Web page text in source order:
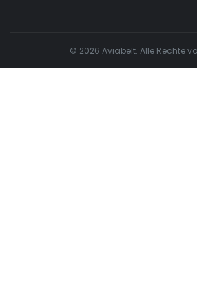
© 2026 Aviabelt. Alle Rechte